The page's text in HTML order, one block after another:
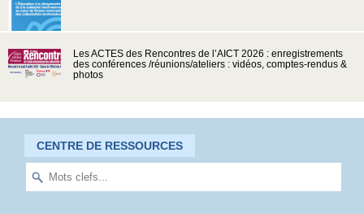
Les ACTES des Rencontres de l’AICT 2026 : enregistrements
des conférences /réunions/ateliers : vidéos, comptes-rendus &
photos
CENTRE DE RESSOURCES